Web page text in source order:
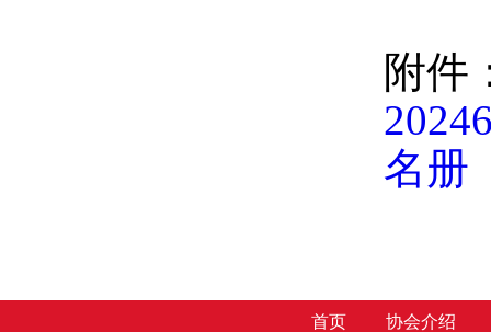
附件
名册
首页 协会介绍